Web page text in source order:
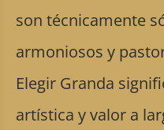
son técnicamente
armoniosos y
Elegir Granda
artística y valor a